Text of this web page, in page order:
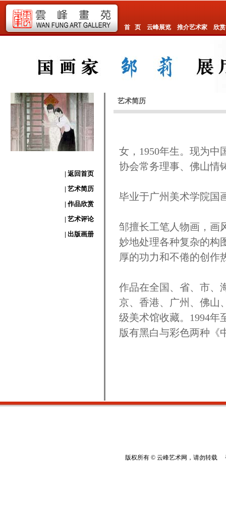
首 页 云峰展览 推介艺术家 欣
| 返回首页
| 艺术简历
| 作品欣赏
| 艺术评论
| 出版画册
艺术简历
女，1950年生。现为中
协会常务理事、佛山情
毕业于广州美术学院国
邹擅长工笔人物画，画
妙地处理各种复杂的构
厚的功力和不倦的创作
作品在全国、省、市、
京、香港、广州、佛山
级美术馆收藏。1994年
版有黑白与彩色两种《
版权所有 © 云峰艺术网，请勿转载